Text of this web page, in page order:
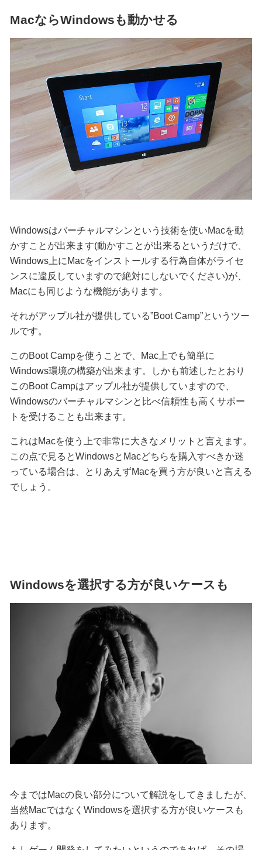
MacならWindowsも動かせる
Windowsはバーチャルマシンという技術を使いMacを動
かすことが出来ます(動かすことが出来るというだけで、
Windows上にMacをインストールする行為自体がライセ
ンスに違反していますので絶対にしないでください)が、
Macにも同じような機能があります。
それがアップル社が提供している”Boot Camp”というツー
ルです。
このBoot Campを使うことで、Mac上でも簡単に
Windows環境の構築が出来ます。しかも前述したとおり
このBoot Campはアップル社が提供していますので、
Windowsのバーチャルマシンと比べ信頼性も高くサポー
トを受けることも出来ます。
これはMacを使う上で非常に大きなメリットと言えます。
この点で見るとWindowsとMacどちらを購入すべきか迷
っている場合は、とりあえずMacを買う方が良いと言える
でしょう。
Windowsを選択する方が良いケースも
今まではMacの良い部分について解説をしてきましたが、
当然MacではなくWindowsを選択する方が良いケースも
あります。